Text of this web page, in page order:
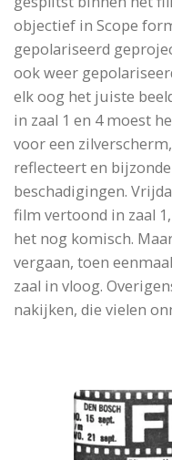
objectief in Scope
gepolariseerd
ook weer
elk oog het juiste
in zaal 1 en 4 moest
voor een
reflecteert en
beschadigingen.
film vertoond in zaal
het nog komisch.
vergaan, toen
zaal in vloog.
nakijken, die vielen